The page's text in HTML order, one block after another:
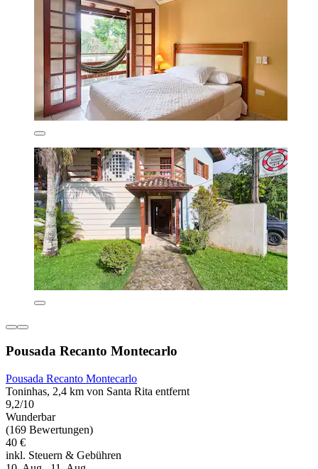
Pousada Recanto Montecarlo
Pousada Recanto Montecarlo
Toninhas, 2,4 km von Santa Rita entfernt
9,2/10
Wunderbar
(169 Bewertungen)
40 €
inkl. Steuern & Gebühren